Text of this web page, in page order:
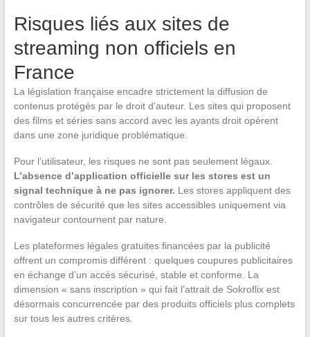
Risques liés aux sites de
streaming non officiels en
France
La législation française encadre strictement la diffusion de
contenus protégés par le droit d’auteur. Les sites qui proposent
des films et séries sans accord avec les ayants droit opèrent
dans une zone juridique problématique.
Pour l’utilisateur, les risques ne sont pas seulement légaux.
L’absence d’application officielle sur les stores est un
signal technique à ne pas ignorer. Les stores appliquent des
contrôles de sécurité que les sites accessibles uniquement via
navigateur contournent par nature.
Les plateformes légales gratuites financées par la publicité
offrent un compromis différent : quelques coupures publicitaires
en échange d’un accès sécurisé, stable et conforme. La
dimension « sans inscription » qui fait l’attrait de Sokroflix est
désormais concurrencée par des produits officiels plus complets
sur tous les autres critères.